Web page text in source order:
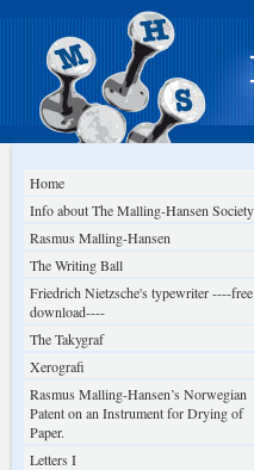
Home
Info about The Malling-Hansen Society
Rasmus Malling-Hansen
The Writing Ball
Friedrich Nietzsche's typewriter ----free
download----
The Takygraf
Xerografi
Rasmus Malling-Hansen’s Norwegian
Patent on an Instrument for Drying of
Paper.
Letters I